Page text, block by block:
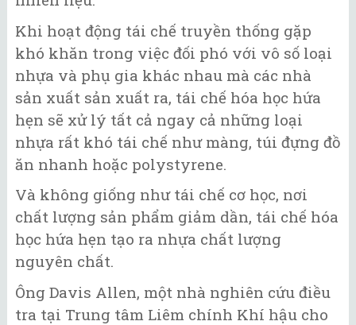
Khi hoạt động tái chế truyền thống gặp
khó khăn trong việc đối phó với vô số loại
nhựa và phụ gia khác nhau mà các nhà
sản xuất sản xuất ra, tái chế hóa học hứa
hẹn sẽ xử lý tất cả ngay cả những loại
nhựa rất khó tái chế như màng, túi đựng đồ
ăn nhanh hoặc polystyrene.
Và không giống như tái chế cơ học, nơi
chất lượng sản phẩm giảm dần, tái chế hóa
học hứa hẹn tạo ra nhựa chất lượng
nguyên chất.
Ông Davis Allen, một nhà nghiên cứu điều
tra tại Trung tâm Liêm chính Khí hậu cho